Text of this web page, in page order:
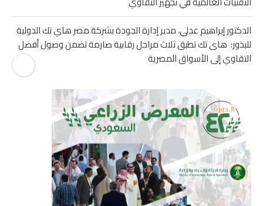
الدكتور إبراهيم عدلي، مدير إدارة الجودة بشركة مصر هاي تك الدولية
للبذور: هاى تك تطبق ثلاث مراحل رقابية صارمة تضمن وصول أفضل
التقاوي إلى الأسواق المصرية